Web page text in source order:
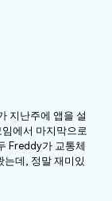
지난주에 앱을 설
에서 마지막으로
Freddy가 교통체
는데, 정말 재미있